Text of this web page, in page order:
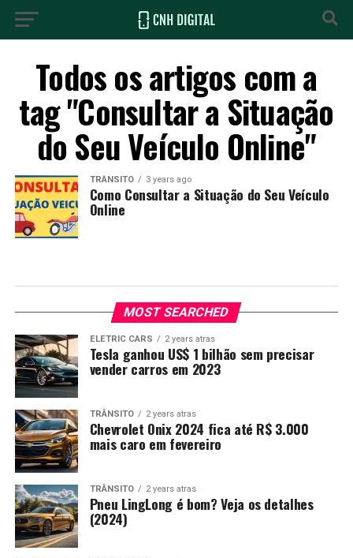
Todos os artigos com a
tag "Consultar a Situação
do Seu Veículo Online"
TRÂNSITO 3 years ago
Como Consultar a Situação do Seu Veículo
Online
MOST SEARCHED
ELETRIC CARS 2 years atras
Tesla ganhou US$ 1 bilhão sem precisar
vender carros em 2023
TRÂNSITO 2 years atras
Chevrolet Onix 2024 fica até R$ 3.000
mais caro em fevereiro
TRÂNSITO 2 years atras
Pneu LingLong é bom? Veja os detalhes
(2024)